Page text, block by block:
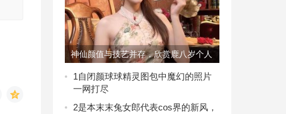
神仙颜值与技艺并存，欣赏鹿八岁个人
资料的原图
1自闭颜球球精灵图包中魔幻的照片
一网打尽
2是本末末兔女郎代表cos界的新风，